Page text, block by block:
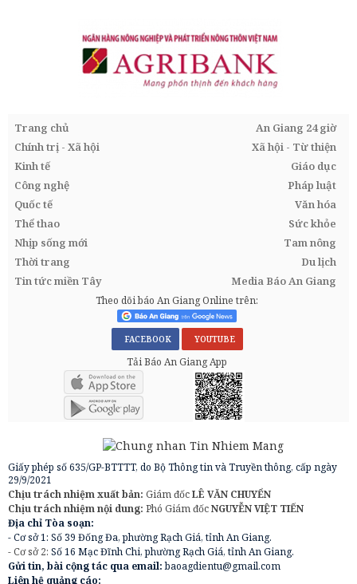
Trang chủ
An Giang 24 giờ
Chính trị - Xã hội
Xã hội - Từ thiện
Kinh tế
Giáo dục
Công nghệ
Pháp luật
Quốc tế
Văn hóa
Thể thao
Sức khỏe
Nhịp sống mới
Tam nông
Thời trang
Du lịch
Tin tức miền Tây
Media Báo An Giang
Theo dõi báo An Giang Online trên:
FACEBOOK YOUTUBE
Tải Báo An Giang App
Giấy phép số 635/GP-BTTTT, do Bộ Thông tin và Truyền thông, cấp ngày
29/9/2021
Chịu trách nhiệm xuất bản: Giám đốcLÊ VĂN CHUYỂN
Chịu trách nhiệm nội dung: Phó Giám đốcNGUYỄN VIỆT TIẾN
Địa chỉ Tòa soạn:
- Cơ sở 1: Số 39 Đống Đa, phường Rạch Giá, tỉnh An Giang.
- Cơ sở 2: Số 16 Mạc Đĩnh Chi, phường Rạch Giá, tỉnh An Giang.
Gửi tin, bài cộng tác qua email:baoagdientu@gmail.com
Liên hệ quảng cáo: